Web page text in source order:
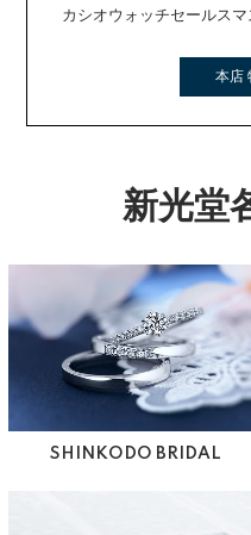
カシオウォッチセールス
本店
新光堂
SHINKODO BRIDAL